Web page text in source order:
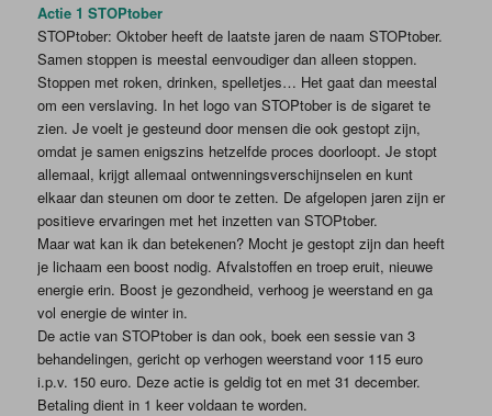
Actie 1 STOPtober
STOPtober: Oktober heeft de laatste jaren de naam STOPtober.
Samen stoppen is meestal eenvoudiger dan alleen stoppen.
Stoppen met roken, drinken, spelletjes… Het gaat dan meestal
om een verslaving. In het logo van STOPtober is de sigaret te
zien. Je voelt je gesteund door mensen die ook gestopt zijn,
omdat je samen enigszins hetzelfde proces doorloopt. Je stopt
allemaal, krijgt allemaal ontwenningsverschijnselen en kunt
elkaar dan steunen om door te zetten. De afgelopen jaren zijn er
positieve ervaringen met het inzetten van STOPtober.
Maar wat kan ik dan betekenen? Mocht je gestopt zijn dan heeft
je lichaam een boost nodig. Afvalstoffen en troep eruit, nieuwe
energie erin. Boost je gezondheid, verhoog je weerstand en ga
vol energie de winter in.
De actie van STOPtober is dan ook, boek een sessie van 3
behandelingen, gericht op verhogen weerstand voor 115 euro
i.p.v. 150 euro. Deze actie is geldig tot en met 31 december.
Betaling dient in 1 keer voldaan te worden.